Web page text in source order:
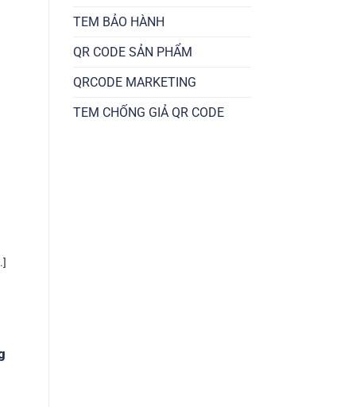
TEM BẢO HÀNH
QR CODE SẢN PHẨM
QRCODE MARKETING
TEM CHỐNG GIẢ QR CODE